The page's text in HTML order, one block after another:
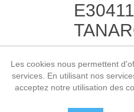
SKU: E304110
11,00€ HT
Les cookies nous permettent
services. En utilisant nos
acceptez notre utilisation des